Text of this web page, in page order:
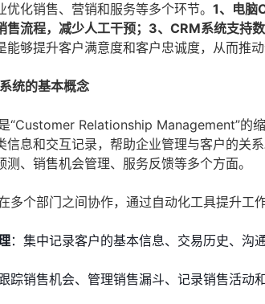
优化销售、营销和服务等多个环节。 1、电脑
售流程，减少人工干预；3、CRM系统支持
能够提升客户满意度和客户忠诚度，从而推动
统的基本概念
“Customer Relationship Management”的
信息和交互记录，帮助企业管理与客户的关
测、销售机会管理、服务反馈等多个方面。
多个部门之间协作，通过自动化工具提升工
：集中记录客户的基本信息、交易历史、沟通
踪销售机会、管理销售漏斗、记录销售活动